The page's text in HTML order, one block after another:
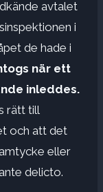
avtalet
i
de hade i
när ett
inleddes.
rätt till
och att det
eller
delicto.